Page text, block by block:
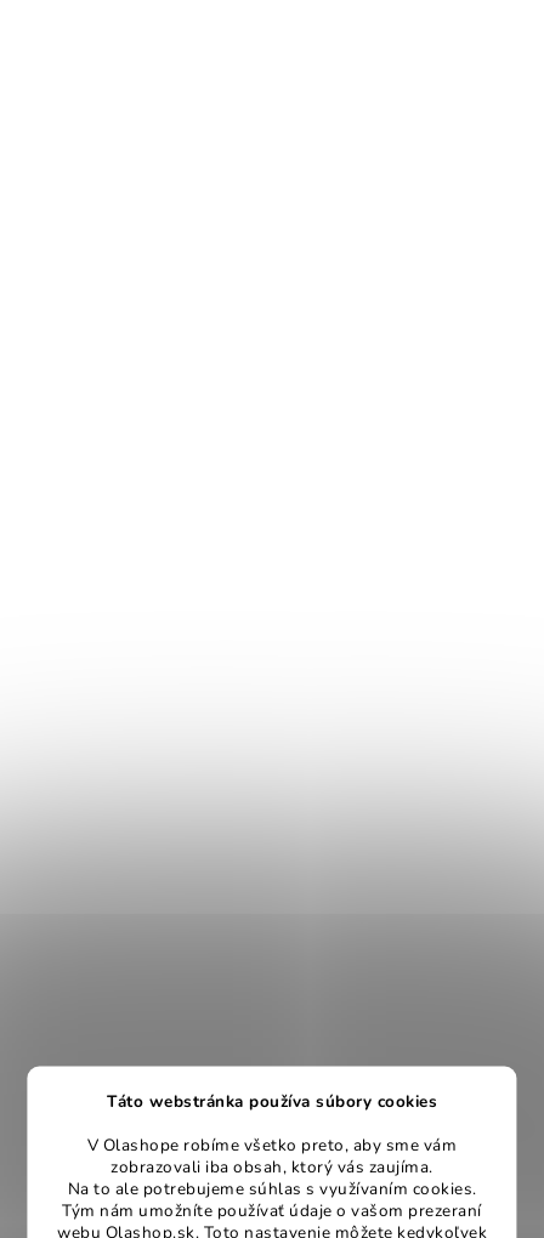
Táto webstránka používa súbory cookies
V Olashope robíme všetko preto, aby sme vám
zobrazovali iba obsah, ktorý vás zaujíma.
Na to ale potrebujeme súhlas s využívaním cookies.
Tým nám umožníte používať údaje o vašom prezeraní
webu Olashop.sk. Toto nastavenie môžete kedykoľvek